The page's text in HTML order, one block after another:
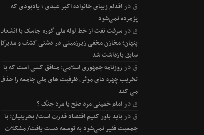
قدراقدام زیبای خانواده اکبر عبدی ؛ یادبودی که
پژمرده نمی‌شود
قدرسرقت نفت از خط لوله ملی گوره-جاسک با انشعاب
پنهان؛ مخازن مخفی زیرزمینی در دشتی کشف و مدیرکل
سابق بازداشت شد
قدرروزنامه جمهوری اسلامی: منافق کسی است که با
تخریب چهره های موثر، ظرفیت های ملی جامعه را حذف
می کند
قدرامام خمینی مرد صلح یا مرد جنگ ؟
قدرباید باور کنیم اقتصاد قدرت است/ بحرینیان: با
جمعیت فقیر نمی‌شود به توسعه دست یافت/ مشکلات